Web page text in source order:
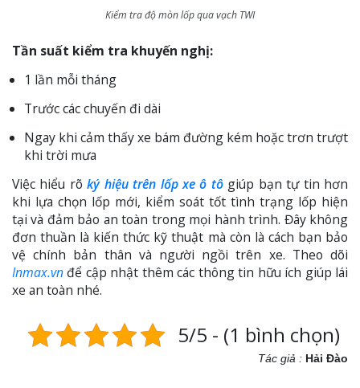
Kiểm tra độ mòn lốp qua vạch TWI
Tần suất kiểm tra khuyến nghị:
1 lần mỗi tháng
Trước các chuyến đi dài
Ngay khi cảm thấy xe bám đường kém hoặc trơn trượt
khi trời mưa
Việc hiểu rõký hiệu trên lốp xe ô tôgiúp bạn tự tin hơn
khi lựa chọn lốp mới, kiểm soát tốt tình trạng lốp hiện
tại và đảm bảo an toàn trong mọi hành trình. Đây không
đơn thuần là kiến thức kỹ thuật mà còn là cách bạn bảo
vệ chính bản thân và người ngồi trên xe. Theo dõi
Inmax.vn để cập nhật thêm các thông tin hữu ích giúp lái
xe an toàn nhé.
5/5 - (1 bình chọn)
Tác giả : Hải Đào